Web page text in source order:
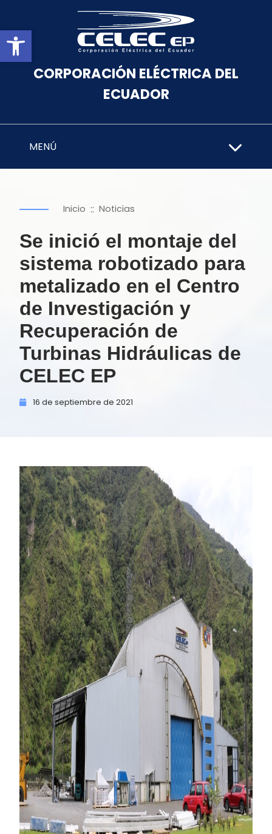
Abrir barra de herramientas
CORPORACIÓN ELÉCTRICA DEL
ECUADOR
MENÚ
Inicio :: Noticias
Se inició el montaje del
sistema robotizado para
metalizado en el Centro
de Investigación y
Recuperación de
Turbinas Hidráulicas de
CELEC EP
16 de septiembre de 2021